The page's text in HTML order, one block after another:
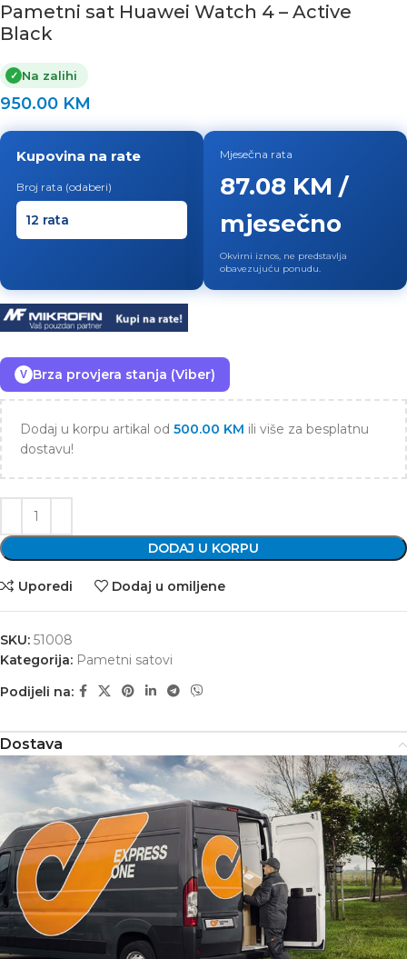
Pametni sat Huawei Watch 4 – Active
Black
✓ Na zalihi
950.00 KM
Kupovina na rate
Broj rata (odaberi)
Mjesečna rata
87.08 KM /
mjesečno
Okvirni iznos, ne predstavlja
obavezujuću ponudu.
V Brza provjera stanja (Viber)
Dodaj u korpu artikal od 500.00 KM ili više za besplatnu
dostavu!
DODAJ U KORPU
Uporedi Dodaj u omiljene
SKU: 51008
Kategorija: Pametni satovi
Podijeli na:
Dostava